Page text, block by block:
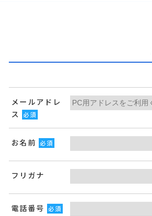
メールアドレ
ス
必須
お名前 必須
フリガナ
電話番号 必須